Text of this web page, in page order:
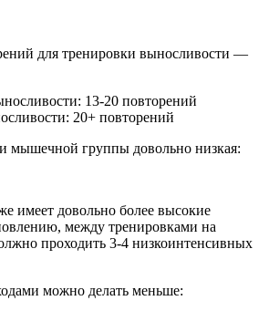
для тренировки выносливости —
13-20 повторений
20+ повторений
мышечной группы довольно низкая:
имеет довольно более высокие
между тренировками на
проходить 3-4 низкоинтенсивных
можно делать меньше: